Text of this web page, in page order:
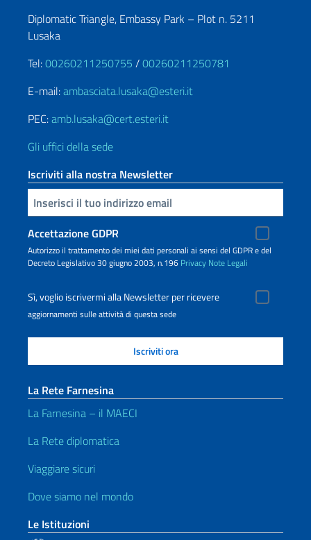
Diplomatic Triangle, Embassy Park – Plot n. 5211
Lusaka
Tel:00260211250755 /00260211250781
E-mail:ambasciata.lusaka@esteri.it
PEC:amb.lusaka@cert.esteri.it
Gli uffici della sede
Iscriviti alla nostra Newsletter
Inserisci la tua email
Accettazione GDPR
Autorizzo il trattamento dei miei dati personali ai sensi del GDPR e del
Decreto Legislativo 30 giugno 2003, n.196 Privacy Note Legali
Sì, voglio iscrivermi alla Newsletter per ricevere
aggiornamenti sulle attività di questa sede
La Rete Farnesina
La Farnesina – il MAECI
La Rete diplomatica
Viaggiare sicuri
Dove siamo nel mondo
Le Istituzioni